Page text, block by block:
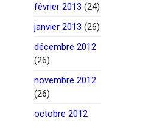
février 2013 (24)
janvier 2013 (26)
décembre 2012
(26)
novembre 2012
(26)
octobre 2012